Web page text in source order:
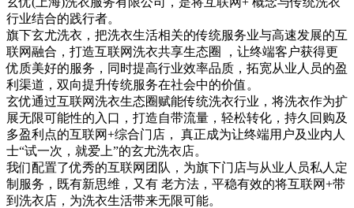
行业结合的践行者。
旗下玄尤洗衣，把洗衣生活相关的传统服务业与高速发展的互
联网融合，打造互联网洗衣共享生态圈
，让终端客户获得更
优质美好的服务，同时提高行业效率品质，拓宽从业人员的盈
利渠道，双向提升传统服务在社会中的价值。
玄优通过互联网洗衣生态圈赋能传统洗衣行业，将洗衣作为扩
展无限可能性的入口，打造自带流量，轻松转化，持久回购及
多盈利点的互联网+综合门店， 真正成为让终端用户及业内人
士“试一次，就爱上”的玄尤洗衣店。
我们配置了优秀的互联网团队，为旗下门店与从业人员私人定
制服务，既有新思维 ，又有 老方法 ，平稳有效的将互联网+带
到洗衣店，为洗衣生活带来无限可能。